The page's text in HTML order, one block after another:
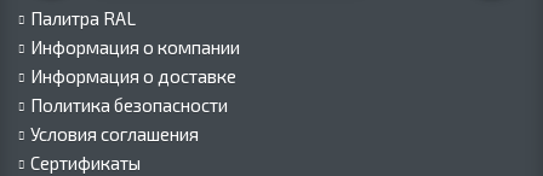
Палитра RAL
Информация о компании
Информация о доставке
Политика безопасности
Условия соглашения
Сертификаты